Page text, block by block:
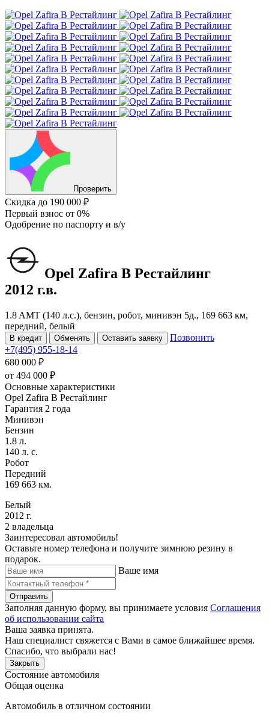
Проверить
Скидка до 190 000 ₽
Первый взнос от 0%
Одобрение по паспорту и в/у
Opel Zafira B Рестайлинг
2012 г.в.
1.8 AMT (140 л.с.), бензин, робот, минивэн 5д., 169 663 км,
передний, белый
В кредит Обменять Оставить заявку
Позвонить
+7(495) 955-18-14
680 000 ₽
от 494 000 ₽
Основные характеристики
Opel Zafira B Рестайлинг
Гарантия 2 года
Минивэн
Бензин
1.8 л.
140 л. с.
Робот
Передний
169 663 км.
Белый
2012 г.
2 владельца
Заинтересовал автомобиль!
Оставьте номер телефона и получите зимнюю резину в
подарок.
Ваше имя
Отправить
Заполняя данную форму, вы принимаете условия Соглашения
об использовании сайта
Ваша заявка принята.
Наш специалист свяжется с Вами в самое ближайшее время.
Спасибо, что выбрали нас!
Закрыть
Состояние автомобиля
Общая оценка
Автомобиль в отличном состоянии